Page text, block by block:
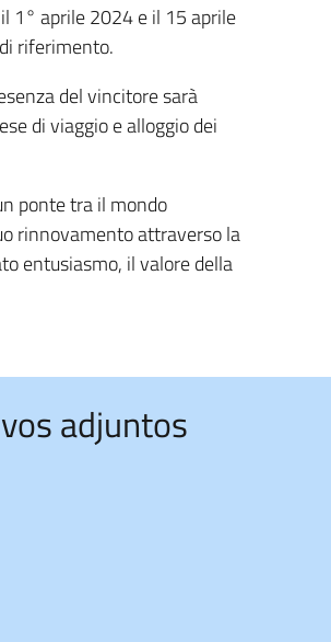
1° aprile 2024 e il 15 aprile
riferimento.
del vincitore sarà
di viaggio e alloggio dei
ponte tra il mondo
rinnovamento attraverso la
entusiasmo, il valore della
adjuntos